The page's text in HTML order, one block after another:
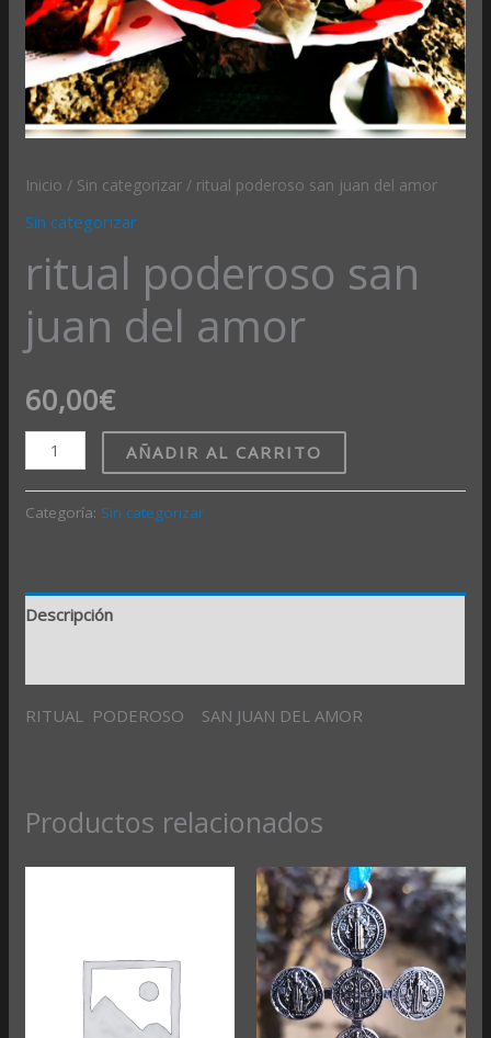
Inicio / Sin categorizar / ritual poderoso san juan del amor
Sin categorizar
ritual poderoso san
juan del amor
60,00€
AÑADIR AL CARRITO
Categoría: Sin categorizar
Descripción
RITUAL PODEROSO SAN JUAN DEL AMOR
Productos relacionados